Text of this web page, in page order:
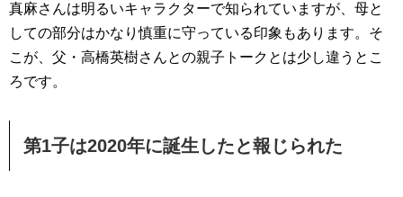
真麻さんは明るいキャラクターで知られていますが、母と
しての部分はかなり慎重に守っている印象もあります。そ
こが、父・高橋英樹さんとの親子トークとは少し違うとこ
ろです。
第1子は2020年に誕生したと報じられた